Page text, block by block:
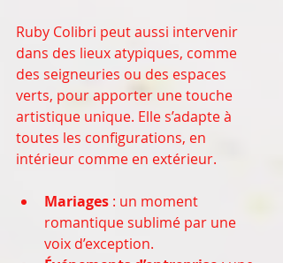
Ruby Colibri peut aussi intervenir
dans des lieux atypiques, comme
des seigneuries ou des espaces
verts, pour apporter une touche
artistique unique. Elle s’adapte à
toutes les configurations, en
intérieur comme en extérieur.
Mariages : un moment
romantique sublimé par une
voix d’exception.